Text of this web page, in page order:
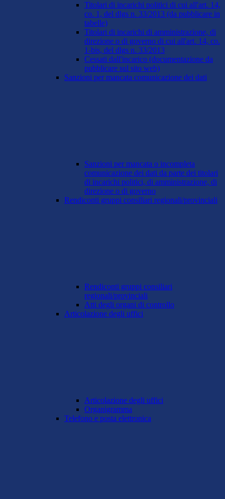
Titolari di incarichi politici di cui all'art. 14,
co. 1, del dlgs n. 33/2013 (da pubblicare in
tabelle)
Titolari di incarichi di amministrazione, di
direzione o di governo di cui all'art. 14, co.
1-bis, del dlgs n. 33/2013
Cessati dall'incarico (documentazione da
pubblicare sul sito web)
Sanzioni per mancata comunicazione dei dati
Sanzioni per mancata o incompleta
comunicazione dei dati da parte dei titolari
di incarichi politici, di amministrazione, di
direzione o di governo
Rendiconti gruppi consiliari regionali/provinciali
Rendiconti gruppi consiliari
regionali/provinciali
Atti degli organi di controllo
Articolazione degli uffici
Articolazione degli uffici
Organigramma
Telefono e posta elettronica